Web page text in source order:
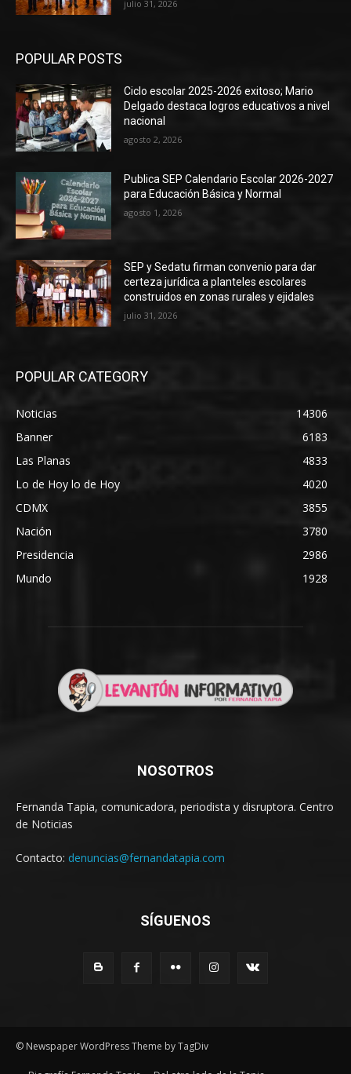
julio 31, 2026
POPULAR POSTS
Ciclo escolar 2025-2026 exitoso; Mario
Delgado destaca logros educativos a nivel
nacional
agosto 2, 2026
Publica SEP Calendario Escolar 2026-2027
para Educación Básica y Normal
agosto 1, 2026
SEP y Sedatu firman convenio para dar
certeza jurídica a planteles escolares
construidos en zonas rurales y ejidales
julio 31, 2026
POPULAR CATEGORY
Noticias
14306
Banner
6183
Las Planas
4833
Lo de Hoy lo de Hoy
4020
CDMX
3855
Nación
3780
Presidencia
2986
Mundo
1928
NOSOTROS
Fernanda Tapia, comunicadora, periodista y disruptora. Centro
de Noticias
Contacto: denuncias@fernandatapia.com
SÍGUENOS
© Newspaper WordPress Theme by TagDiv